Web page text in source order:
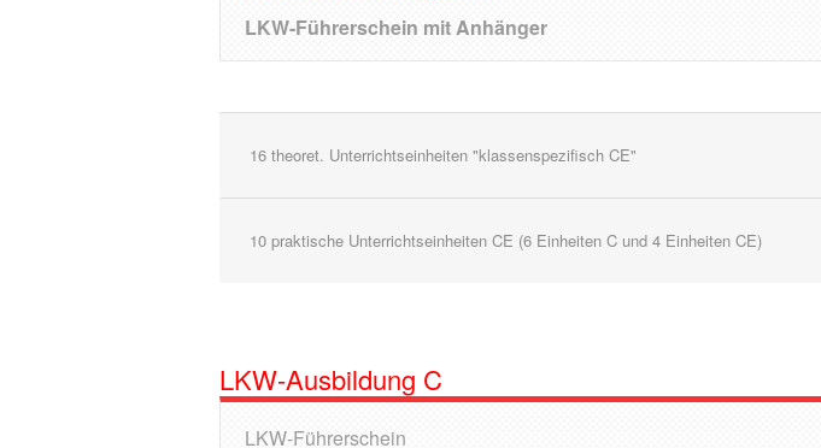
LKW-Führerschein mit Anhänger
16 theoret. Unterrichtseinheiten "klassenspezifisch CE"
10 praktische Unterrichtseinheiten CE (6 Einheiten C und 4 Einheiten CE)
LKW-Ausbildung C
LKW-Führerschein